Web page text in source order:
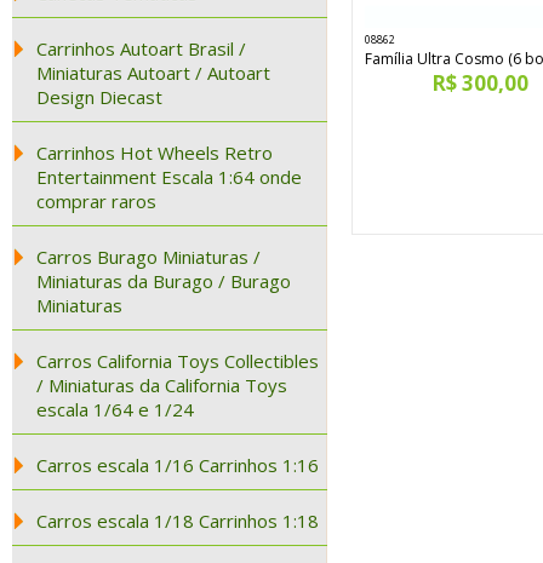
Carrinhos Autoart Brasil /
Miniaturas Autoart / Autoart
Design Diecast
Carrinhos Hot Wheels Retro
Entertainment Escala 1:64 onde
comprar raros
Carros Burago Miniaturas /
Miniaturas da Burago / Burago
Miniaturas
Carros California Toys Collectibles
/ Miniaturas da California Toys
escala 1/64 e 1/24
Carros escala 1/16 Carrinhos 1:16
Carros escala 1/18 Carrinhos 1:18
08862
Família Ultra Cosmo (6
R$ 300,00